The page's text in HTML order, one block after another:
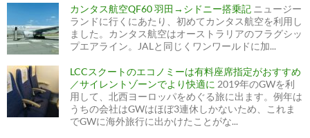
カンタス航空QF60 羽田→シドニー搭乗記 ニュージー
ランドに行くにあたり、初めてカンタス航空を利用し
ました。カンタス航空はオーストラリアのフラグシッ
プエアライン。JALと同じくワンワールドに加...
LCCスクートのエコノミーは有料座席指定がおすすめ
／サイレントゾーンでより快適に 2019年のGWを利
用して、北西ヨーロッパをめぐる旅に出ます。例年は
うちの会社はGWはほぼ3連休しかないため、これま
でGWに海外旅行に出かけたことがな...